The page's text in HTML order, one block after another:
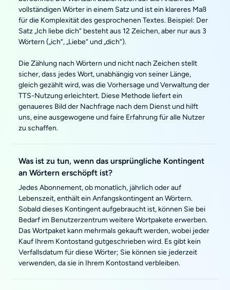
vollständigen Wörter in einem Satz und ist ein klareres Maß
für die Komplexität des gesprochenen Textes. Beispiel: Der
Satz „Ich liebe dich“ besteht aus 12 Zeichen, aber nur aus 3
Wörtern („ich“, „Liebe“ und „dich“).
Die Zählung nach Wörtern und nicht nach Zeichen stellt
sicher, dass jedes Wort, unabhängig von seiner Länge,
gleich gezählt wird, was die Vorhersage und Verwaltung der
TTS-Nutzung erleichtert. Diese Methode liefert ein
genaueres Bild der Nachfrage nach dem Dienst und hilft
uns, eine ausgewogene und faire Erfahrung für alle Nutzer
zu schaffen.
Was ist zu tun, wenn das ursprüngliche Kontingent
an Wörtern erschöpft ist?
Jedes Abonnement, ob monatlich, jährlich oder auf
Lebenszeit, enthält ein Anfangskontingent an Wörtern.
Sobald dieses Kontingent aufgebraucht ist, können Sie bei
Bedarf im Benutzerzentrum weitere Wortpakete erwerben.
Das Wortpaket kann mehrmals gekauft werden, wobei jeder
Kauf Ihrem Kontostand gutgeschrieben wird. Es gibt kein
Verfallsdatum für diese Wörter; Sie können sie jederzeit
verwenden, da sie in Ihrem Kontostand verbleiben.